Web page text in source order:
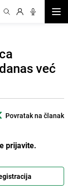
već
Povratak na članak
prijavite.